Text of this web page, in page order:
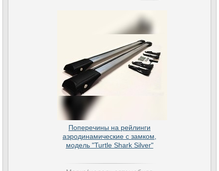
Поперечины на рейлинги
аэродинамические с замком,
модель "Turtle Shark Silver"